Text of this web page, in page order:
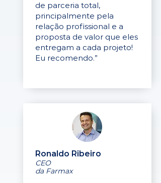
de parceria total,
principalmente pela
relação profissional e a
proposta de valor que eles
entregam a cada projeto!
Eu recomendo.”
Ronaldo Ribeiro
CEO
da Farmax